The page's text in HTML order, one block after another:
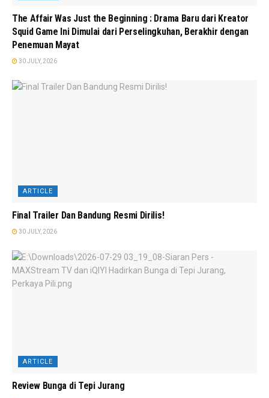
The Affair Was Just the Beginning : Drama Baru dari Kreator
Squid Game Ini Dimulai dari Perselingkuhan, Berakhir dengan
Penemuan Mayat
30 JULY, 2026
ARTICLE
Final Trailer Dan Bandung Resmi Dirilis!
30 JULY, 2026
ARTICLE
Review Bunga di Tepi Jurang